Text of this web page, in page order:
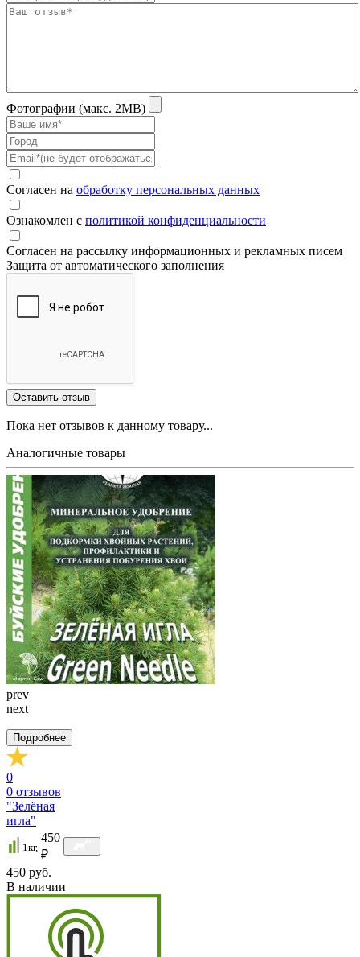
Фотографии (макс. 2MB)
Согласен на обработку персональных данных
Ознакомлен с политикой конфиденциальности
Согласен на рассылку информационных и рекламных писем
Защита от автоматического заполнения
Пока нет отзывов к данному товару...
Аналогичные товары
prev
next
Подробнее
0
0 отзывов
"Зелёная
игла"
1кг,
450
₽
450 руб.
В наличии